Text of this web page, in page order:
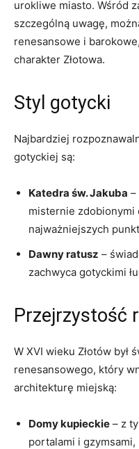
urokliwe miasto. ⁣Wśród
szczególną uwagę,
renesansowe i
charakter Złotowa.
Styl‍ gotycki
Najbardziej
gotyckiej są:
Katedra św.⁣ Jakuba –
misternie ⁢zdobionymi
najważniejszych
Dawny ratusz –
zachwyca gotyckimi
Przejrzystość
W XVI wieku Złotów był
renesansowego, który
architekturę miejską:
Domy kupieckie – ⁤z‍
portalami i